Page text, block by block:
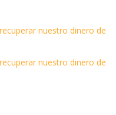
nuestro dinero de
nuestro dinero de